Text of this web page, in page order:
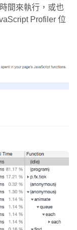
間來執行，或也
Profiler 位